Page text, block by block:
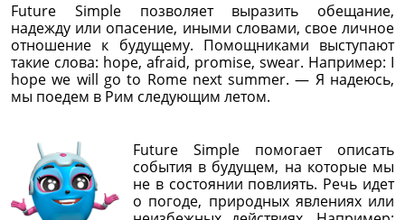
Future Simple позволяет выразить обещание,
надежду или опасение, иными словами, свое личное
отношение к будущему. Помощниками выступают
такие слова: hope, afraid, promise, swear. Например: I
hope we will go to Rome next summer. — Я надеюсь,
мы поедем в Рим следующим летом.
Future Simple помогает описать
события в будущем, на которые мы
не в состоянии повлиять. Речь идет
о погоде, природных явлениях или